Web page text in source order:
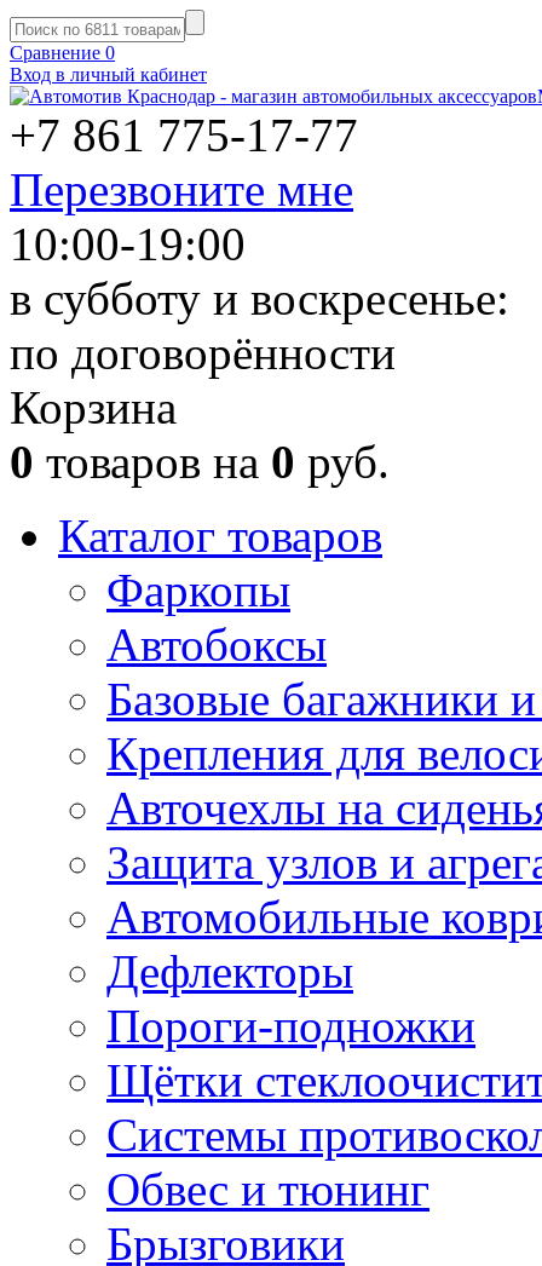
Сравнение 0
Вход в личный кабинет
+7 861 775-17-77
Перезвоните мне
10:00-19:00
в субботу и воскресенье:
по договорённости
Корзина
0 товаров на 0 руб.
Каталог товаров
Фаркопы
Автобоксы
Базовые багажники
Крепления для
Авточехлы на
Защита узлов и
Автомобильные
Дефлекторы
Пороги-подножки
Щётки
Системы
Обвес и тюнинг
Брызговики